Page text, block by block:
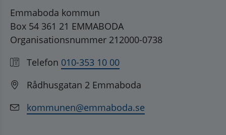
Emmaboda kommun
Box 54 361 21 EMMABODA
Organisationsnummer 212000-0738
Telefon 010-353 10 00
Rådhusgatan 2 Emmaboda
kommunen@emmaboda.se